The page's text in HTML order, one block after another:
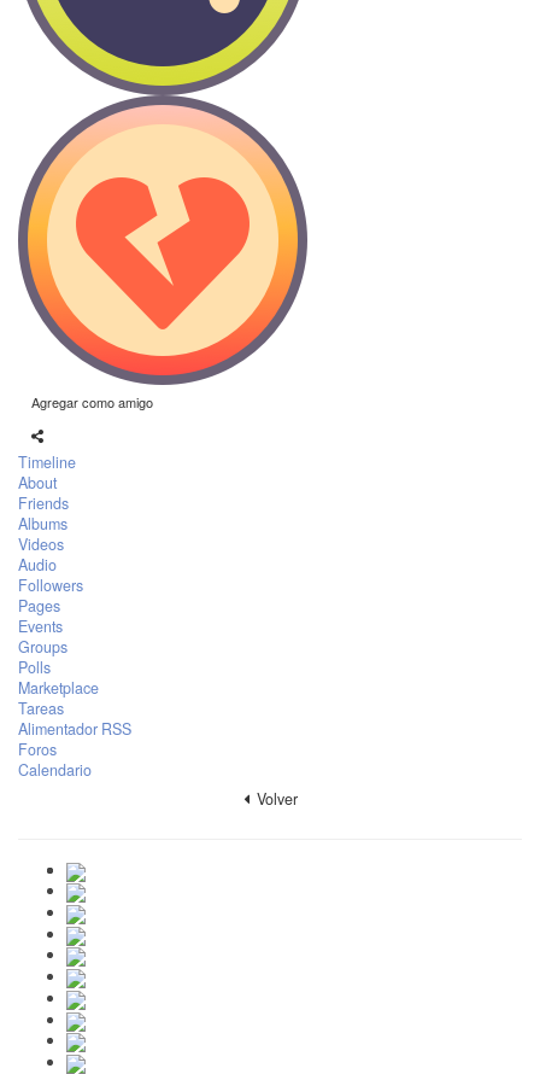
Agregar como amigo
Timeline
About
Friends
Albums
Videos
Audio
Followers
Pages
Events
Groups
Polls
Marketplace
Tareas
Alimentador RSS
Foros
Calendario
Volver